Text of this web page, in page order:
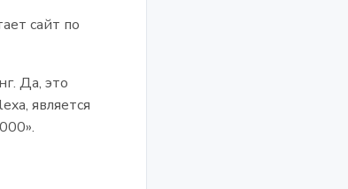
сайт по
Да, это
является